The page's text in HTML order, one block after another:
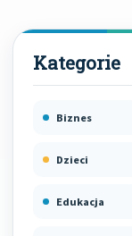
Biznes
Dzieci
Edukacja